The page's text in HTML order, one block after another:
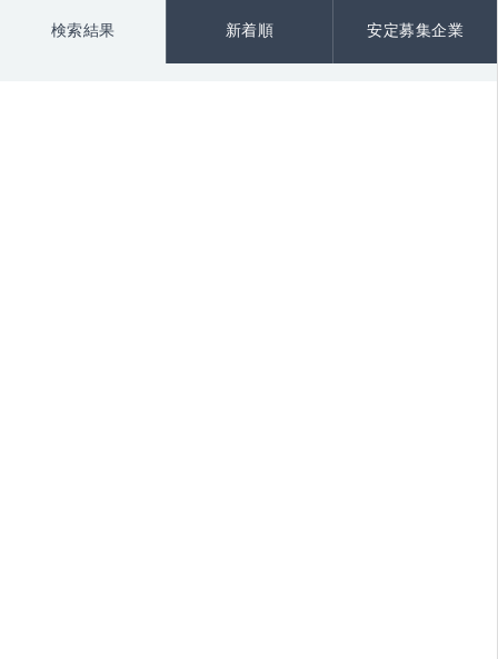
検索結果 新着順 安定募集企業